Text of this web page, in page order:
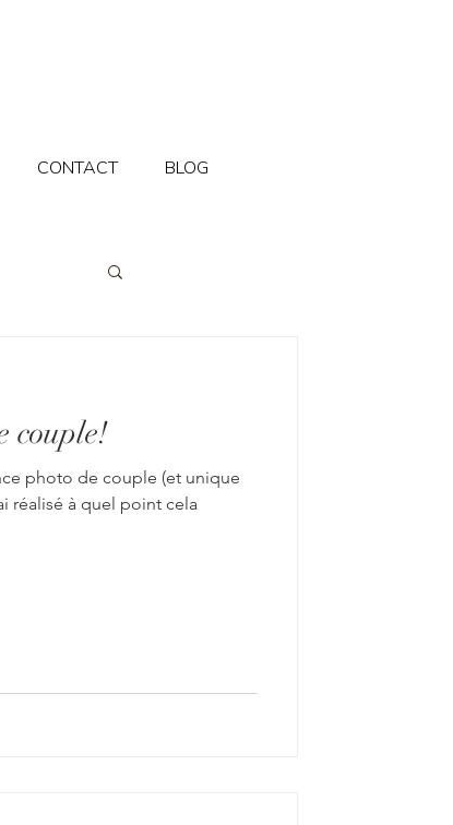
CONTACT BLOG
couple!
photo de couple (et unique
réalisé à quel point cela